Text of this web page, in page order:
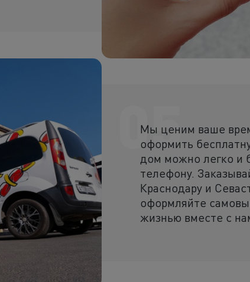
05
Мы ценим ваше
оформить
дом можно легко и
телефону.
Краснодару и
оформляйте
жизнью вместе с